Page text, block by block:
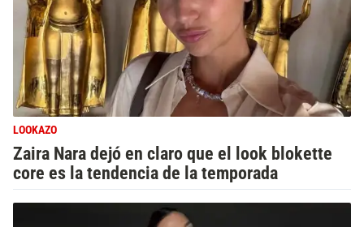
LOOKAZO
Zaira Nara dejó en claro que el look blokette
core es la tendencia de la temporada